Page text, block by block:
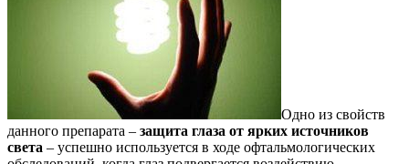
Одно из свойств
данного препарата – защита глаза от ярких источников
света – успешно используется в ходе офтальмологических